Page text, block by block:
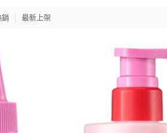
最新上架